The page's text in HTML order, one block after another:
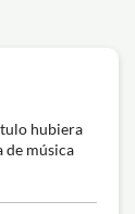
hubiera
de música